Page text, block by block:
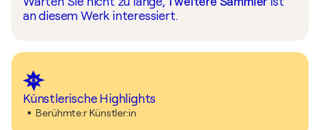
an diesem Werk interessiert.
Künstlerische Highlights
Berühmte:r Künstler:in